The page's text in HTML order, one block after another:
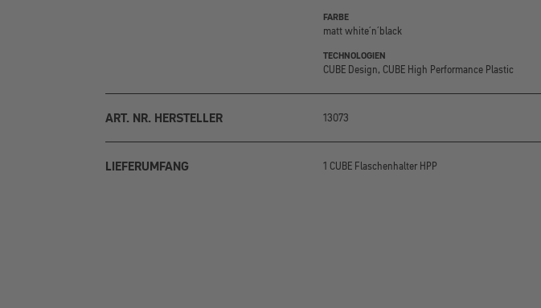
FARBE
matt white´n´black
TECHNOLOGIEN
CUBE Design, CUBE High Performance Plastic
ART. NR. HERSTELLER 13073
LIEFERUMFANG 1 CUBE Flaschenhalter HPP